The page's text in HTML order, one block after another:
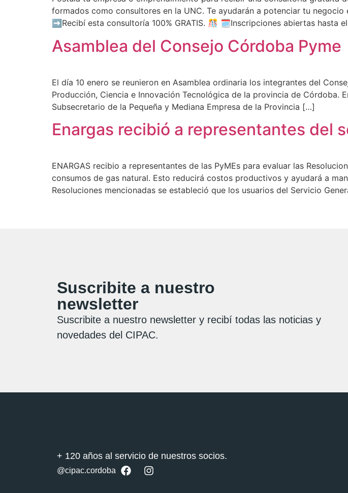
formados como consultores en la UNC. Te ayudarán a potenciar tu
➡️Recibí esta consultoría 100% GRATIS. 🎊 🗓️Inscripciones abiertas hasta
Asamblea del Consejo Córdoba Pyme
El día 10 enero se reunieron en Asamblea ordinaria los integrantes del
Producción, Ciencia e Innovación Tecnológica de la provincia de Córdoba.
Subsecretario de la Pequeña y Mediana Empresa de la Provincia […]
Enargas recibió a representantes del
ENARGAS recibio a representantes de las PyMEs para evaluar las
consumos de gas natural. Esto reducirá costos productivos y ayudará a
Resoluciones mencionadas se estableció que los usuarios del Servicio
Suscribite a nuestro
newsletter
Suscribite a nuestro newsletter y recibí todas las noticias y
novedades del CIPAC.
+ 120 años al servicio de nuestros socios.
@cipac.cordoba